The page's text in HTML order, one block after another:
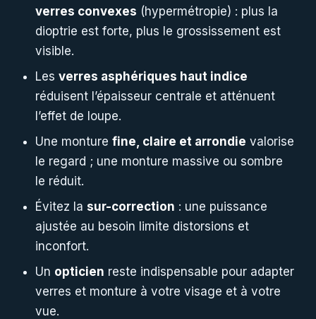
verres convexes (hypermétropie) : plus la
dioptrie est forte, plus le grossissement est
visible.
Les verres asphériques haut indice
réduisent l’épaisseur centrale et atténuent
l’effet de loupe.
Une monture fine, claire et arrondie valorise
le regard ; une monture massive ou sombre
le réduit.
Évitez la sur-correction : une puissance
ajustée au besoin limite distorsions et
inconfort.
Un opticien reste indispensable pour adapter
verres et monture à votre visage et à votre
vue.